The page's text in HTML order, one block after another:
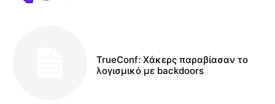
TrueConf: Χάκερς παραβίασαν το
λογισμικό με backdoors